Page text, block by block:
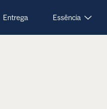
Entrega Essência